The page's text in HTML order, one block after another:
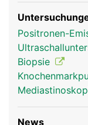
Positronen-
Biopsie
News